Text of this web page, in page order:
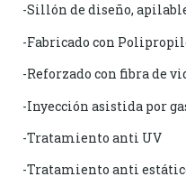
-Sillón de diseño,
-Fabricado con
-Reforzado con fibra de
-Inyección asistida por
-Tratamiento anti UV
-Tratamiento anti